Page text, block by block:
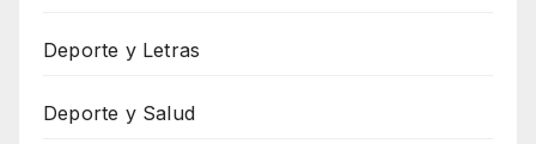
Deporte y Letras
Deporte y Salud